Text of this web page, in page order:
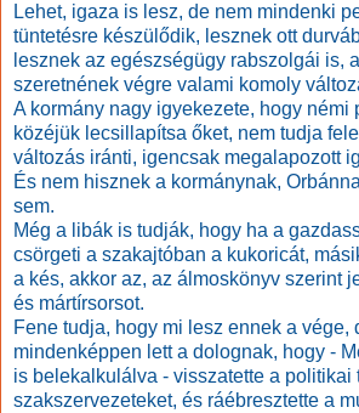
Lehet, igaza is lesz, de nem mindenki
tüntetésre készülődik, lesznek ott
lesznek az egészségügy rabszolgái is,
szeretnének végre valami komoly
A kormány nagy igyekezete, hogy némi
közéjük lecsillapítsa őket, nem tudja
változás iránti, igencsak megalapozott
És nem hisznek a kormánynak,
sem.
Még a libák is tudják, hogy ha a
csörgeti a szakajtóban a kukoricát,
a kés, akkor az, az álmoskönyv szerint
és mártírsorsot.
Fene tudja, hogy mi lesz ennek a vége,
mindenképpen lett a dolognak, hogy -
is belekalkulálva - visszatette a politikai
szakszervezeteket, és ráébresztette a